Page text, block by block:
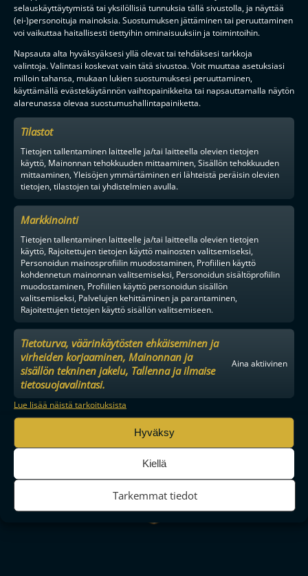
selauskäyttäytymistä tai yksilöllisiä tunnuksia tällä sivustolla, ja näyttää
(ei-)personoituja mainoksia. Suostumuksen jättäminen tai peruuttaminen
voi vaikuttaa haitallisesti tiettyihin ominaisuuksiin ja toimintoihin.
Napsauta alta hyväksyäksesi yllä olevat tai tehdäksesi tarkkoja
valintoja. Valintasi koskevat vain tätä sivustoa. Voit muuttaa asetuksiasi
milloin tahansa, mukaan lukien suostumuksesi peruuttaminen,
käyttämällä evästekäytännön vaihtopainikkeita tai napsauttamalla näytön
alareunassa olevaa suostumushallintapainiketta.
Tilastot
Tietojen tallentaminen laitteelle ja/tai laitteella olevien tietojen
käyttö, Mainonnan tehokkuuden mittaaminen, Sisällön tehokkuuden
mittaaminen, Yleisöjen ymmärtäminen eri lähteistä peräisin olevien
tietojen, tilastojen tai yhdistelmien avulla.
Markkinointi
Tietojen tallentaminen laitteelle ja/tai laitteella olevien tietojen
käyttö, Rajoitettujen tietojen käyttö mainosten valitsemiseksi,
Personoidun mainosprofiilin muodostaminen, Profiilien käyttö
kohdennetun mainonnan valitsemiseksi, Personoidun sisältöprofiilin
muodostaminen, Profiilien käyttö personoidun sisällön
valitsemiseksi, Palvelujen kehittäminen ja parantaminen,
Rajoitettujen tietojen käyttö sisällön valitsemiseen.
Tietoturva, väärinkäytösten ehkäiseminen ja
virheiden korjaaminen, Mainonnan ja
sisällön tekninen jakelu, Tallenna ja ilmaise
tietosuojavalintasi.
Aina aktiivinen
Lue lisää näistä tarkoituksista
Hyväksy
Kiellä
Tarkemmat tiedot
TILAA
F-LIIGANKUMPPANIT